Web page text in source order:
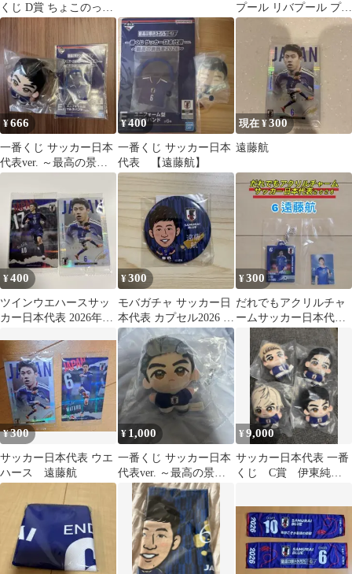
くじ D賞 ちょこのっこ
フィギュア 遠藤航
プール リバプール プレ
ミアリーグ 遠藤航所属
¥666
一番くじ サッカー日本
代表ver. ～最高の景色
を2026～ C賞 遠藤
¥400
一番くじ サッカー日本
代表 【遠藤航】
現在 ¥300
遠藤航
¥400
ツインウエハースサッ
カー日本代表 2026年田
¥300
モバガチャ サッカー日
本代表 カプセル2026 第
1弾 缶バッジ 遠藤航
¥300
だれでもアクリルチャ
ームサッカー日本代表
2026【6遠藤航】新品未
開封品
¥300
サッカー日本代表 ウエ
ハース 遠藤航
¥ 1,000
一番くじ サッカー日本
代表ver. ～最高の景色
を2026～ C賞 遠藤
¥9,000
サッカー日本代表 一番
くじ C賞 伊東純